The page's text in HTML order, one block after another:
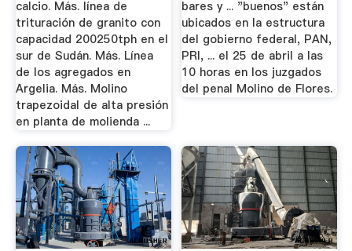
calcio. Más. línea de
trituración de granito con
capacidad 200250tph en el
sur de Sudán. Más. Línea
de los agregados en
Argelia. Más. Molino
trapezoidal de alta presión
en planta de molienda ...
bares y ... "buenos" están
ubicados en la estructura
del gobierno federal, PAN,
PRI, ... el 25 de abril a las
10 horas en los juzgados
del penal Molino de Flores.